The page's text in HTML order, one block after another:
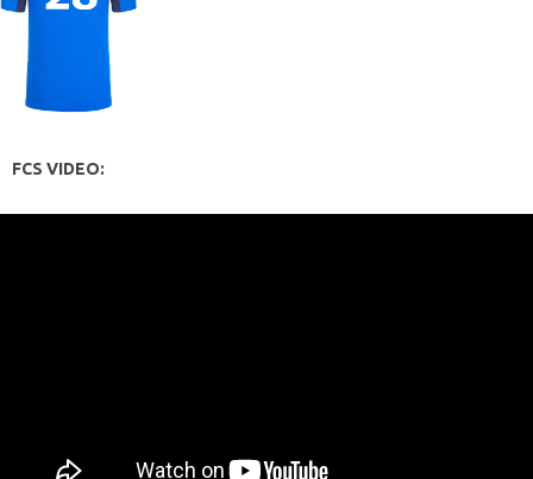
FCS VIDEO: